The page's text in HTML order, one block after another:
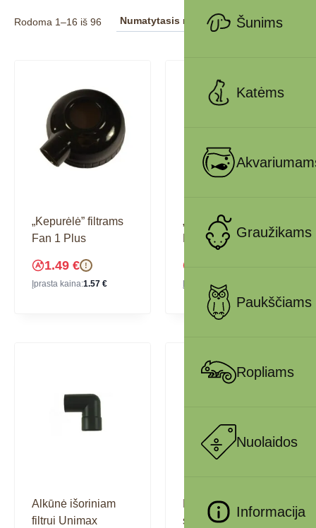
Šunims
Katėms
Graužikams
Paukščiams
Ropliams
Nuolaidos
Informacija
Rodoma 1–16 iš 96
„Kepurėlė” filtrams
Fan 1 Plus
1.49 € !
Įprasta kaina:1.57 €
„Kepurėlė” filtrams
Fan 2 Plus
Įprasta kaina:
Alkūnė išoriniam
filtrui Unimax
FixSet 16/22
siurbtukai su